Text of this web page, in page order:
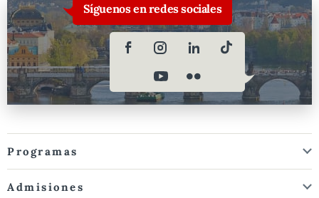
Síguenos en redes sociales
Programas
Admisiones